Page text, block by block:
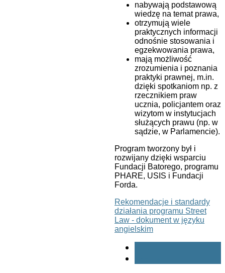
nabywają podstawową
wiedzę na temat prawa,
otrzymują wiele
praktycznych informacji
odnośnie stosowania i
egzekwowania prawa,
mają możliwość
zrozumienia i poznania
praktyki prawnej, m.in.
dzięki spotkaniom np. z
rzecznikiem praw
ucznia, policjantem oraz
wizytom w instytucjach
służących prawu (np. w
sądzie, w Parlamencie).
Program tworzony był i
rozwijany dzięki wsparciu
Fundacji Batorego, programu
PHARE, USIS i Fundacji
Forda.
Rekomendacje i standardy
działania programu Street
Law - dokument w języku
angielskim